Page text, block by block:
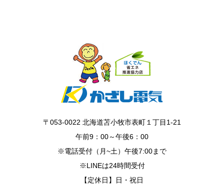
〒053-0022 北海道苫小牧市表町１丁目1-21
午前9：00～午後6：00
※電話受付（月~土）午後7:00まで
※LINEは24時間受付
【定休日】日・祝日